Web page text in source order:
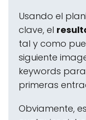
Usando el
clave, el
tal y como
siguiente
keywords
primeras
Obviamente,